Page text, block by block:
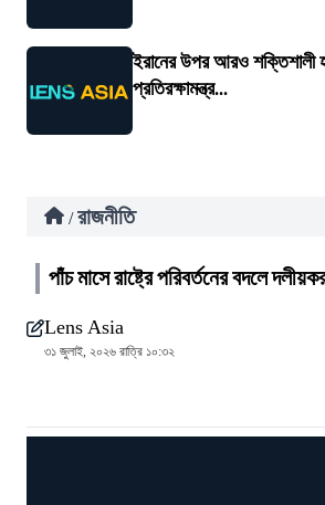
ইরানের উপর আরও শক্তিশালী
প্রতিরক্ষামন্ত্র...
/ রাজনীতি
পাঁচ মাসে রাষ্ট্রে পরিবর্তনের বদলে
Lens Asia
৩১ জুলাই, ২০২৬ রাত্রি ১০:৩২